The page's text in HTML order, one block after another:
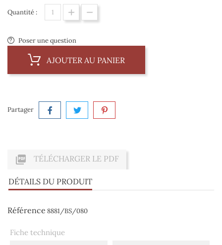
Quantité :
Poser une question
AJOUTER AU PANIER
Partager
 TÉLÉCHARGER LE PDF
DÉTAILS DU PRODUIT
Référence 8881/BS/080
Fiche technique